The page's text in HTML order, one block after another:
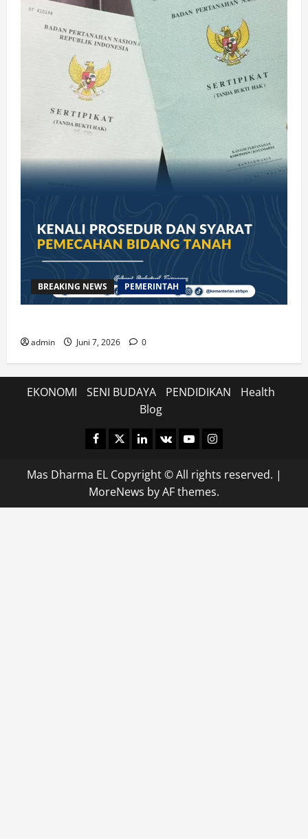
BREAKING NEWS PEMERINTAH
admin Juni 7, 2026 0
EKONOMI SENI BUDAYA PENDIDIKAN
Health
Blog
Facebook
TwitterLinkedin
VK YoutubeInstagram
Mas Dharma EL Copyright © All rights reserved. |
MoreNews by AF themes.